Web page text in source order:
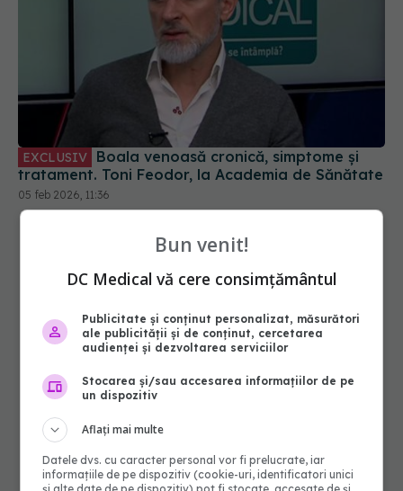
EXCLUSIV Boala venoasă cronică, simptome și
tratament. Toni Feodor, la Academia de Sănătate
05 feb 2026, 11:36
Bun venit!
DC Medical vă cere consimțământul
Publicitate și conținut personalizat, măsurători
ale publicității și de conținut, cercetarea
audienței și dezvoltarea serviciilor
Stocarea și/sau accesarea informațiilor de pe
un dispozitiv
Aflați mai multe
Datele dvs. cu caracter personal vor fi prelucrate, iar
informațiile de pe dispozitiv (cookie-uri, identificatori unici